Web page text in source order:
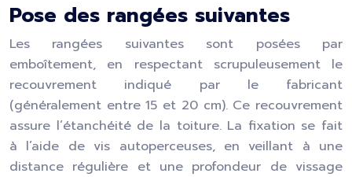
Pose des rangées suivantes
Les rangées suivantes sont posées par
emboîtement, en respectant scrupuleusement le
recouvrement indiqué par le fabricant
(généralement entre 15 et 20 cm). Ce recouvrement
assure l’étanchéité de la toiture. La fixation se fait
à l’aide de vis autoperceuses, en veillant à une
distance régulière et une profondeur de vissage